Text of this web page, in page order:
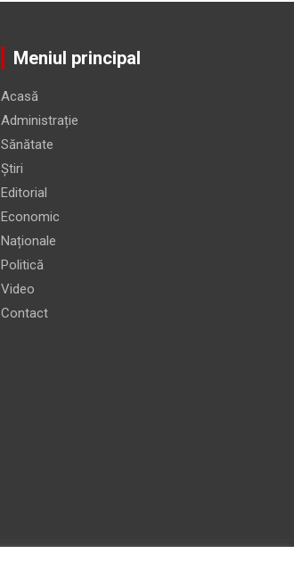
Meniul principal
Acasă
Administrație
Sănătate
Știri
Editorial
Economic
Naționale
Politică
Video
Contact